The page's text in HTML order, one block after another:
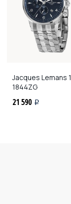
Jacques Lemans
1844ZG
21 590 i